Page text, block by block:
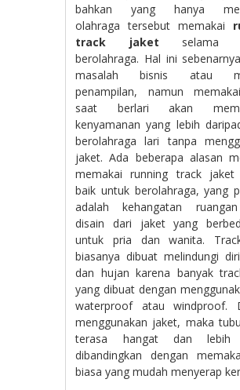
bahkan yang hanya
olahraga tersebut memakai
track jaket selama
berolahraga. Hal ini
masalah bisnis atau
penampilan, namun
saat berlari akan
kenyamanan yang lebih
berolahraga lari tanpa
jaket. Ada beberapa alasan
memakai running track jaket
baik untuk berolahraga, yang
adalah kehangatan
disain dari jaket yang
untuk pria dan wanita.
biasanya dibuat melindungi
dan hujan karena banyak
yang dibuat dengan
waterproof atau windproof.
menggunakan jaket, maka
terasa hangat dan lebih
dibandingkan dengan
biasa yang mudah menyerap